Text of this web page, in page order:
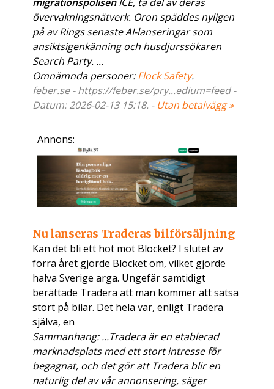
övervakningsnätverk. Oron späddes nyligen
på av Rings senaste AI-lanseringar som
ansiktsigenkänning och husdjurssökaren
Search Party. ...
Omnämnda personer:Flock Safety.
feber.se - https://feber.se/pry...edium=feed -
Datum: 2026-02-13 15:18. - Utan betalvägg »
Annons:
Nu lanseras Traderas bilförsäljning
Kan det bli ett hot mot Blocket? I slutet av
förra året gjorde Blocket om, vilket gjorde
halva Sverige arga. Ungefär samtidigt
berättade Tradera att man kommer att satsa
stort på bilar. Det hela var, enligt Tradera
själva, en
Sammanhang: ...Tradera är en etablerad
marknadsplats med ett stort intresse för
begagnat, och det gör att Tradera blir en
naturlig del av vår annonsering, säger